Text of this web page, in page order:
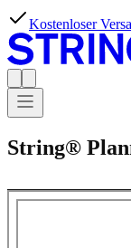
Kostenloser
String®